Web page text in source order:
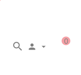
0
 
